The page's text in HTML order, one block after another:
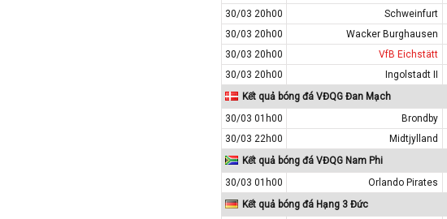
30/03 20h00
Schweinfurt
30/03 20h00
Wacker Burghausen
30/03 20h00
VfB Eichstätt
30/03 20h00
Ingolstadt II
Kết quả bóng đá VĐQG Đan Mạch
30/03 01h00
Brondby
30/03 22h00
Midtjylland
Kết quả bóng đá VĐQG Nam Phi
30/03 01h00
Orlando Pirates
Kết quả bóng đá Hạng 3 Đức